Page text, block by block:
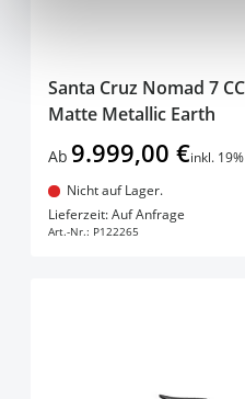
Santa Cruz Nomad 7
Matte Metallic Earth
Ab 9.999,00 €inkl.
Nicht auf Lager.
Lieferzeit: Auf Anfrage
Art.-Nr.: P122265
In den